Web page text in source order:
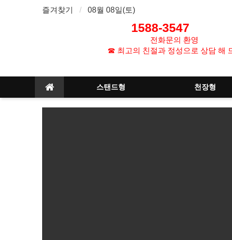
즐겨찾기 08월 08일(토)
1588-3547
전화문의 환영
☎ 최고의 친절과 정성으로 상담 해
스탠드형 천장형